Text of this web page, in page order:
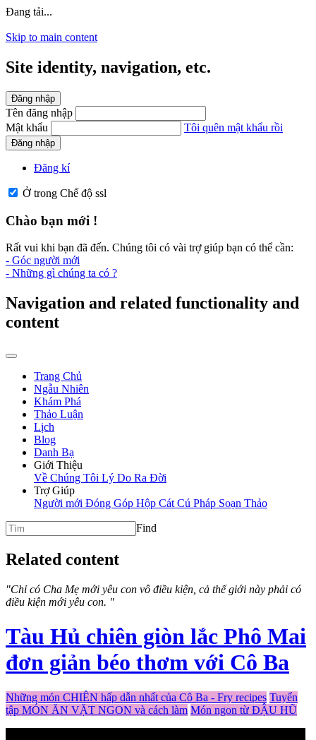
Đang tải...
Skip to main content
Site identity, navigation, etc.
Đăng nhập
Tên đăng nhập
Mật khẩu
Tôi quên mật khẩu rồi
Đăng nhập
Đăng kí
Ở trong Chế độ ssl
Chào bạn mới !
Rất vui khi bạn đã đến. Chúng tôi có vài trợ giúp bạn có thể cần:
- Góc người mới
- Những gì chúng ta có ?
Navigation and related functionality and
content
Trang Chủ
Ngẫu Nhiên
Khám Phá
Thảo Luận
Lịch
Blog
Danh Bạ
Giới Thiệu
Về Chúng Tôi Lý Do Ra Đời
Trợ Giúp
Người mới Đóng Góp Hộp Cát Cú Pháp Soạn Thảo
Find
Related content
"Chỉ có Cha Mẹ mới yêu con vô điều kiện, cả thế giới này phải có
điều kiện mới yêu con. "
Tàu Hủ chiên giòn lắc Phô Mai
đơn giản béo thơm với Cô Ba
Những món CHIÊN hấp dẫn nhất của Cô Ba - Fry recipes Tuyển
tập MÓN ĂN VẶT NGON và cách làm Món ngon từ ĐẬU HŨ